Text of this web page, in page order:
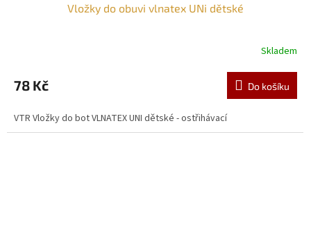
Vložky do obuvi vlnatex UNi dětské
Skladem
78 Kč Do košíku
VTR Vložky do bot VLNATEX UNI dětské - ostřihávací